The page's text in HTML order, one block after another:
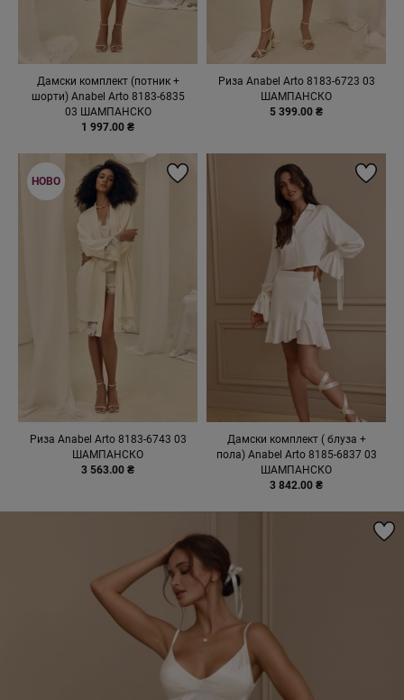
Дамски комплект (потник +
шорти) Anabel Arto 8183-6835
03 ШАМПАНСКО
1 997.00 ₴
Риза Anabel Arto 8183-6723 03
ШАМПАНСКО
5 399.00 ₴
Риза Anabel Arto 8183-6743 03
ШАМПАНСКО
3 563.00 ₴
НОВО
Дамски комплект ( блуза +
пола) Anabel Arto 8185-6837 03
ШАМПАНСКО
3 842.00 ₴